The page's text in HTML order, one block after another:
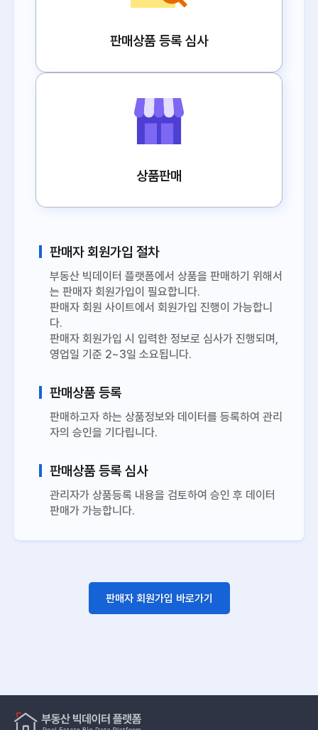
판매상품 등록 심사
상품판매
판매자 회원가입 절차
부동산 빅데이터 플랫폼에서 상품을 판매하기 위해서
는 판매자 회원가입이 필요합니다.
판매자 회원 사이트에서 회원가입 진행이 가능합니
다.
판매자 회원가입 시 입력한 정보로 심사가 진행되며,
영업일 기준 2~3일 소요됩니다.
판매상품 등록
판매하고자 하는 상품정보와 데이터를 등록하여 관리
자의 승인을 기다립니다.
판매상품 등록 심사
관리자가 상품등록 내용을 검토하여 승인 후 데이터
판매가 가능합니다.
판매자 회원가입 바로가기